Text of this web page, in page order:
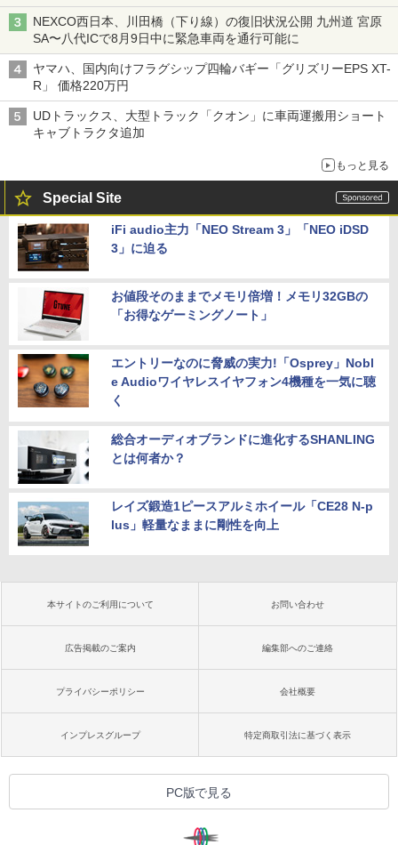
バス
NEXCO西日本、川田橋（下り線）の復旧状況公開 九州道 宮原
SA〜八代ICで8月9日中に緊急車両を通行可能に
ヤマハ、国内向けフラグシップ四輪バギー「グリズリーEPS XT-
R」 価格220万円
UDトラックス、大型トラック「クオン」に車両運搬用ショート
キャブトラクタ追加
もっと見る
Special Site
iFi audio主力「NEO Stream 3」「NEO iDSD
3」に迫る
お値段そのままでメモリ倍増！メモリ32GBの
「お得なゲーミングノート」
エントリーなのに脅威の実力!「Osprey」Nobl
e Audioワイヤレスイヤフォン4機種を一気に聴
く
総合オーディオブランドに進化するSHANLING
とは何者か？
レイズ鍛造1ピースアルミホイール「CE28 N-p
lus」軽量なままに剛性を向上
本サイトのご利用について お問い合わせ
広告掲載のご案内 編集部へのご連絡
プライバシーポリシー 会社概要
インプレスグループ 特定商取引法に基づく表示
PC版で見る